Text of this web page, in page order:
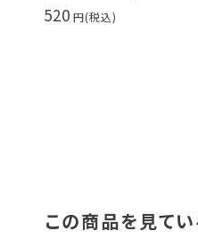
520
この商品を見て